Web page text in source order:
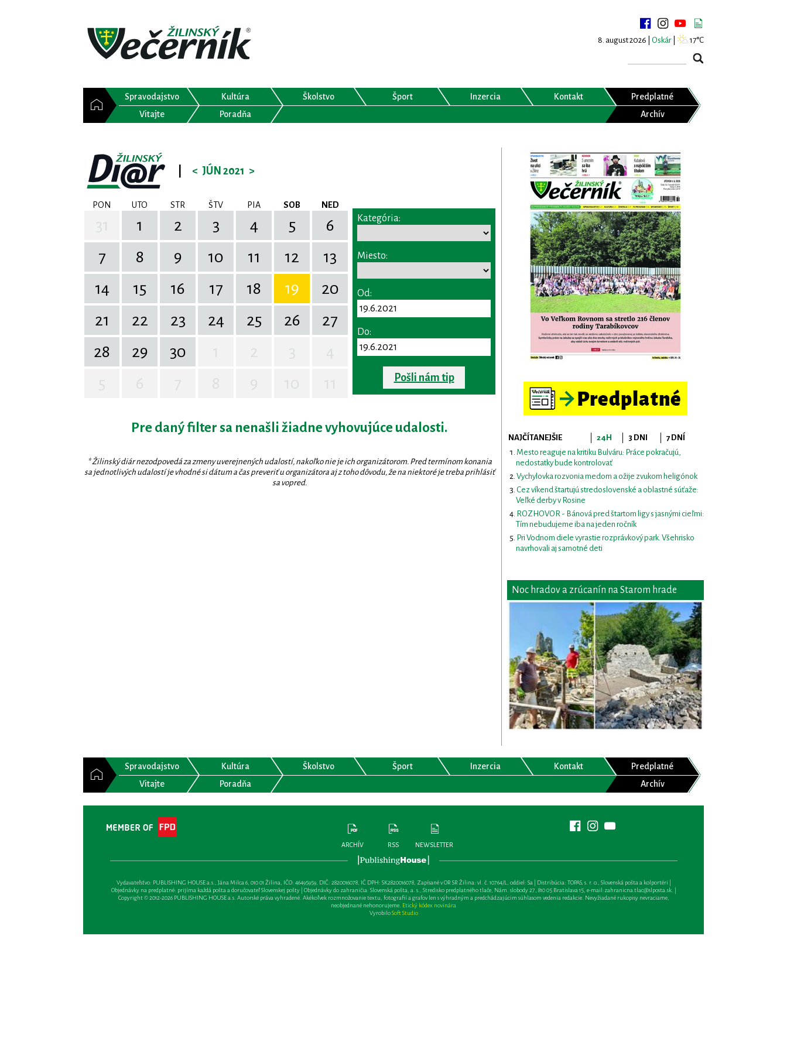
8. august 2026 | Oskár 17°C
Spravodajstvo Kultúra Školstvo Šport Inzercia Kontakt
Predplatné
Vitajte
Poradňa Archív
< JÚN 2021 >
PON UTO STR ŠTV PIA SOB NED
1 2 3 4 5
6
7
8 9 10 11 12
13
14
15 16 17 18 19
20
21
22 23 24 25 26
27
28
29 30
Kategória:
Miesto:
Od:
Do:
Pošli nám tip
Pre daný filter sa nenašli žiadne vyhovujúce udalosti.
* Žilinský diár nezodpovedá za zmeny uverejnených udalostí, nakoľko nie je ich organizátorom. Pred termínom konania
sa jednotlivých udalostí je vhodné si dátum a čas preveriť u organizátora aj z toho dôvodu, že na niektoré je treba prihlásiť
sa vopred.
NAJČÍTANEJŠIE 24H 3 DNI
7 DNÍ
Mesto reaguje na kritiku Bulváru: Práce pokračujú,
nedostatky bude kontrolovať
Vychylovka rozvonia medom a ožije zvukom heligónok
Cez víkend štartujú stredoslovenské a oblastné súťaže:
Veľké derby v Rosine
ROZHOVOR - Bánová pred štartom ligy s jasnými cieľmi:
Tím nebudujeme iba na jeden ročník
Pri Vodnom diele vyrastie rozprávkový park. Všehrisko
navrhovali aj samotné deti
Noc hradov a zrúcanín na Starom hrade
Spravodajstvo Kultúra Školstvo Šport Inzercia Kontakt
Predplatné
Vitajte
Poradňa Archív
ARCHÍV RSS NEWSLETTER
Vydavateľsťvo: PUBLISHING HOUSE a.s., Jána Milca 6, 010 01 Žilina, IČO: 46495959, DIČ: 2820016078, IČ DPH: SK2820016078, Zapísané v OR SR Žilina: vl. č. 10764/L, oddiel: Sa | Distribúcia: TOPAS, s. r. o., Slovenská pošta a kolportéri |
Objednávky na predplatné: prijíma každá pošta a doručovateľ Slovenskej pošty | Objednávky do zahraničia: Slovenská pošta, a. s., Stredisko predplatného tlače, Nám. slobody 27, 810 05 Bratislava 15, e-mail:zahranicna.tlac@slposta.sk. |
Copyright © 2012-2026 PUBLISHING HOUSE a.s. Autorské práva vyhradené. Akékoľvek rozmnožovanie textu, fotografií a grafov len s výhradným a predchádzajúcim súhlasom vedenia redakcie. Nevyžiadané rukopisy nevraciame,
neobjednané nehonorujeme. Etický kódex novinára
VyrobiloSoft Studio